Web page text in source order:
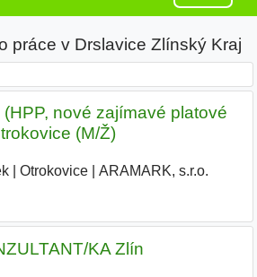
práce v Drslavice Zlínský Kraj
nové zajímavé platové
(M/Ž)
Otrokovice ARAMARK, s.r.o.
KA Zlín